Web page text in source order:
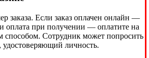
заказа. Если заказ оплачен онлайн —
оплата при получении — оплатите на
Сотрудник может попросить
удостоверяющий личность.